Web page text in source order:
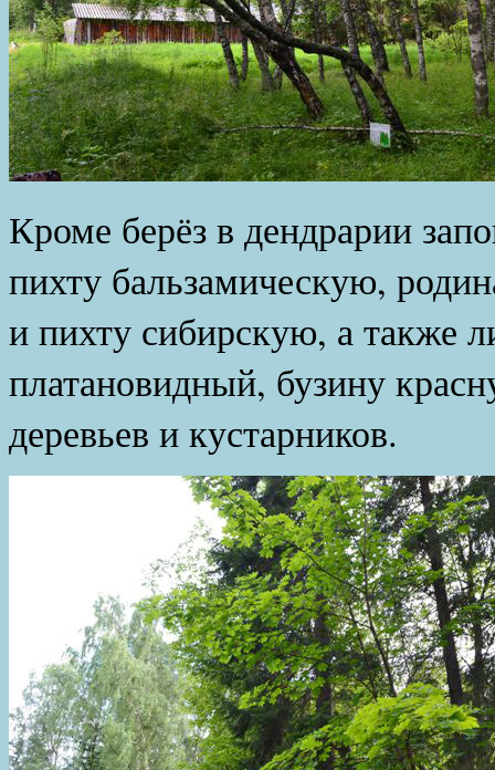
Кроме берёз в дендрарии
пихту бальзамическую,
и пихту сибирскую, а также
платановидный, бузину
деревьев и кустарников.